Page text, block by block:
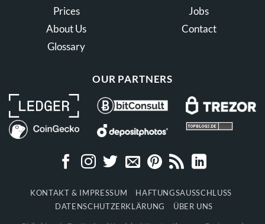
Prices
About Us
Glossary
Jobs
Contact
OUR PARTNERS
KONTAKT & IMPRESSUM
HAFTUNGSAUSSCHLUSS
DATENSCHUTZERKLÄRUNG
ÜBER UNS